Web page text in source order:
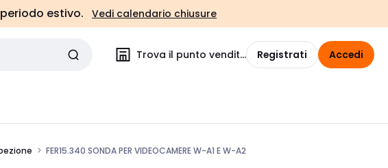
estivo. Vedi calendario chiusure
Trova il punto vendita Registrati Accedi
FER15.340 SONDA PER VIDEOCAMERE W-A1 E W-A2